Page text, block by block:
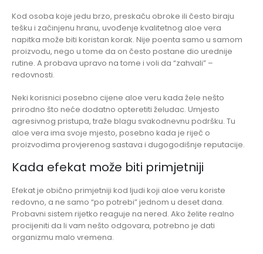
Kod osoba koje jedu brzo, preskaču obroke ili često biraju
tešku i začinjenu hranu, uvođenje kvalitetnog aloe vera
napitka može biti koristan korak. Nije poenta samo u samom
proizvodu, nego u tome da on često postane dio urednije
rutine. A probava upravo na tome i voli da “zahvali” –
redovnosti.
Neki korisnici posebno cijene aloe veru kada žele nešto
prirodno što neće dodatno opteretiti želudac. Umjesto
agresivnog pristupa, traže blagu svakodnevnu podršku. Tu
aloe vera ima svoje mjesto, posebno kada je riječ o
proizvodima provjerenog sastava i dugogodišnje reputacije.
Kada efekat može biti primjetniji
Efekat je obično primjetniji kod ljudi koji aloe veru koriste
redovno, a ne samo “po potrebi” jednom u deset dana.
Probavni sistem rijetko reaguje na nered. Ako želite realno
procijeniti da li vam nešto odgovara, potrebno je dati
organizmu malo vremena.